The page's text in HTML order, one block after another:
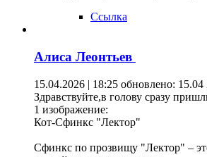
Ссылка
Алиса Леонтьев
15.04.2026 | 18:25 обновлено: 15.04
Здравствуйте,в голову сразу
1 изображение:
Кот-Сфинкс "Лектор"
Сфинкс по прозвищу "Лектор" –